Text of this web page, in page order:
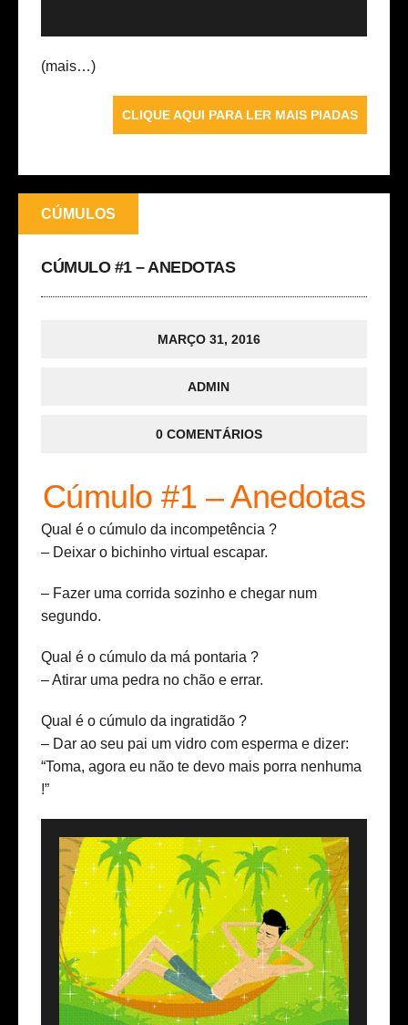
(mais…)
CLIQUE AQUI PARA LER MAIS PIADAS
CÚMULOS
CÚMULO #1 – ANEDOTAS
MARÇO 31, 2016
ADMIN
0 COMENTÁRIOS
Cúmulo #1 – Anedotas
Qual é o cúmulo da incompetência ?
– Deixar o bichinho virtual escapar.
– Fazer uma corrida sozinho e chegar num
segundo.
Qual é o cúmulo da má pontaria ?
– Atirar uma pedra no chão e errar.
Qual é o cúmulo da ingratidão ?
– Dar ao seu pai um vidro com esperma e dizer:
“Toma, agora eu não te devo mais porra nenhuma
!”